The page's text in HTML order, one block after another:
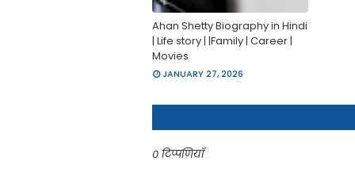
Ahan Shetty Biography in Hindi
| Life story | |Family | Career |
Movies
JANUARY 27, 2026
0 टिप्पणियाँ